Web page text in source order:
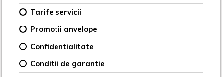
Tarife servicii
Promotii anvelope
Confidentialitate
Conditii de garantie